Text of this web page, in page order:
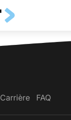
Carrière FAQ